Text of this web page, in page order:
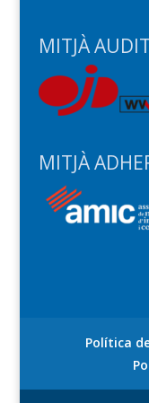
MITJÀ
MITJÀ
Política